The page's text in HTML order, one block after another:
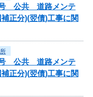
号 公共 道路メンテ
正分)(翌債)工事に関
号 公共 道路メンテ
正分)(翌債)工事に関